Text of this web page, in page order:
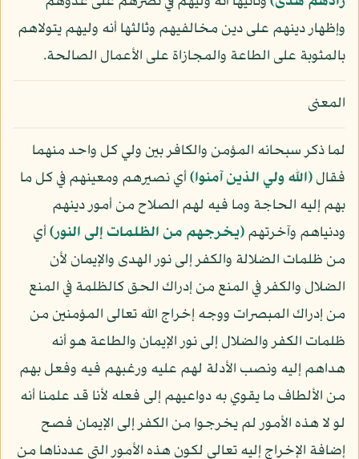
وإظهار دينهم على دين مخالفيهم وثالثها أنه وليهم يتولاهم
بالمثوبة على الطاعة والمجازاة على الأعمال الصالحة.
المعنى
لما ذكر سبحانه المؤمن والكافر بين ولي كل واحد منهما
فقال﴿الله ولي الذين آمنوا﴾أي نصيرهم ومعينهم في كل ما
بهم إليه الحاجة وما فيه لهم الصلاح من أمور دينهم
ودنياهم وآخرتهم﴿يخرجهم من الظلمات إلى النور﴾أي
من ظلمات الضلالة والكفر إلى نور الهدى والإيمان لأن
الضلال والكفر في المنع من إدراك الحق كالظلمة في المنع
من إدراك المبصرات ووجه إخراج الله تعالى المؤمنين من
ظلمات الكفر والضلال إلى نور الإيمان والطاعة هو أنه
هداهم إليه ونصب الأدلة لهم عليه ورغبهم فيه وفعل بهم
من الألطاف ما يقوي به دواعيهم إلى فعله لأنا قد علمنا أنه
لو لا هذه الأمور لم يخرجوا من الكفر إلى الإيمان فصح
إضافة الإخراج إليه تعالى لكون هذه الأمور التي عددناها من